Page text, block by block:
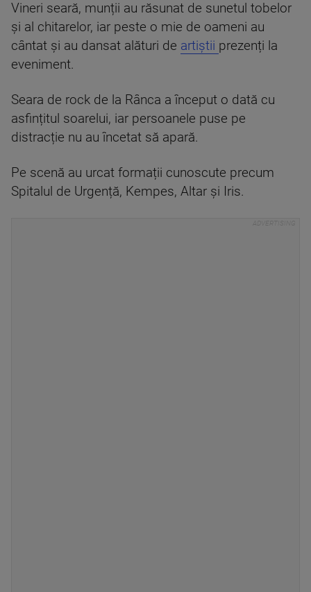
Vineri seară, munții au răsunat de sunetul tobelor
și al chitarelor, iar peste o mie de oameni au
cântat și au dansat alături de artiștii prezenți la
eveniment.
Seara de rock de la Rânca a început o dată cu
asfințitul soarelui, iar persoanele puse pe
distracție nu au încetat să apară.
Pe scenă au urcat formații cunoscute precum
Spitalul de Urgență, Kempes, Altar și Iris.